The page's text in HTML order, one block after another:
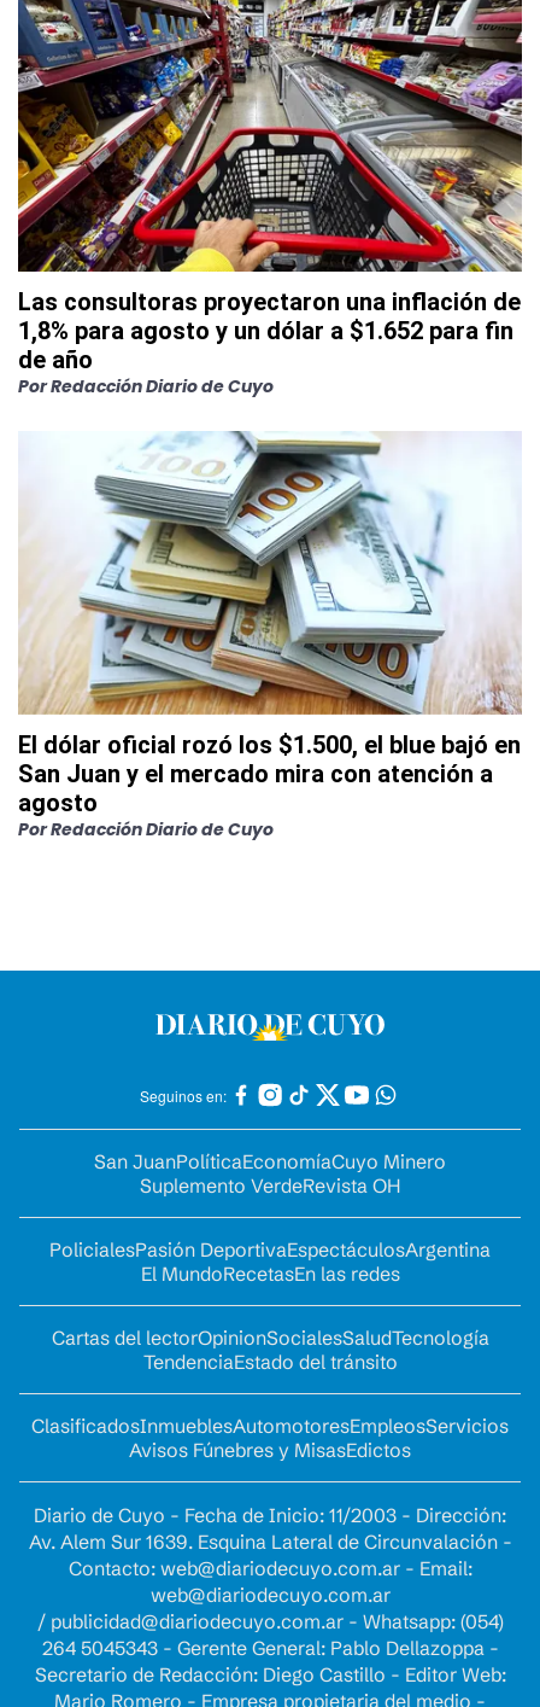
Las consultoras proyectaron una inflación de
1,8% para agosto y un dólar a $1.652 para fin
de año
PorRedacción Diario de Cuyo
El dólar oficial rozó los $1.500, el blue bajó en
San Juan y el mercado mira con atención a
agosto
PorRedacción Diario de Cuyo
Seguinos en:
San JuanPolíticaEconomíaCuyo Minero
Suplemento VerdeRevista OH
PolicialesPasión DeportivaEspectáculosArgentina
El MundoRecetasEn las redes
Cartas del lectorOpinionSocialesSaludTecnología
TendenciaEstado del tránsito
ClasificadosInmueblesAutomotoresEmpleosServicios
Avisos Fúnebres y MisasEdictos
Diario de Cuyo - Fecha de Inicio: 11/2003 - Dirección:
Av. Alem Sur 1639. Esquina Lateral de Circunvalación -
Contacto: web@diariodecuyo.com.ar- Email:
web@diariodecuyo.com.ar
/ publicidad@diariodecuyo.com.ar- Whatsapp: (054)
264 5045343 - Gerente General: Pablo Dellazoppa -
Secretario de Redacción: Diego Castillo - Editor Web:
Mario Romero - Empresa propietaria del medio -